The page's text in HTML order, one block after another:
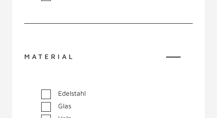
MATERIAL
Edelstahl
Glas